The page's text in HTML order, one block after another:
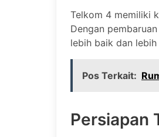
Telkom 4 memiliki
Dengan
lebih baik dan lebih
Pos Terkait:
Persiapan